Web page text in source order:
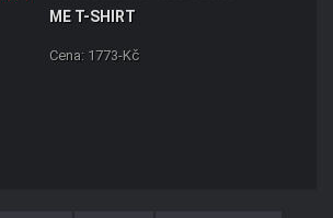
ME T-SHIRT
Cena: 1773-Kč